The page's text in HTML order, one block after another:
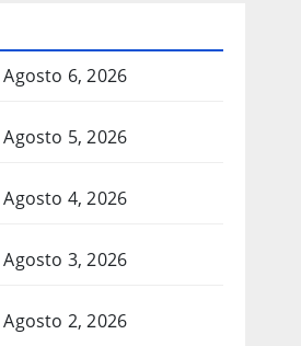
Agosto 6, 2026
Agosto 5, 2026
Agosto 4, 2026
Agosto 3, 2026
Agosto 2, 2026